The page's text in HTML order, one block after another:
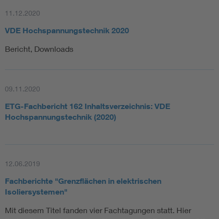
Fragen. Der fachliche Austausch – zwischen
Netzanwendern, Betreibern, Praktikern und Wissenschaft –
fehlender rechtlicher Absicherung und
Standardisierung für den Betrieb jenseits etablierter
Change Management,
zusätzlichen Aufgaben, die mit einer veränderten
Betriebsweise einhergehen.
11.12.2020
VDE Hochspannungstechnik 2020
Bericht, Downloads
09.11.2020
ETG-Fachbericht 162 Inhaltsverzeichnis: VDE
Hochspannungstechnik (2020)
12.06.2019
Fachberichte "Grenzflächen in elektrischen
Isoliersystemen"
Mit diesem Titel fanden vier Fachtagungen statt. Hier